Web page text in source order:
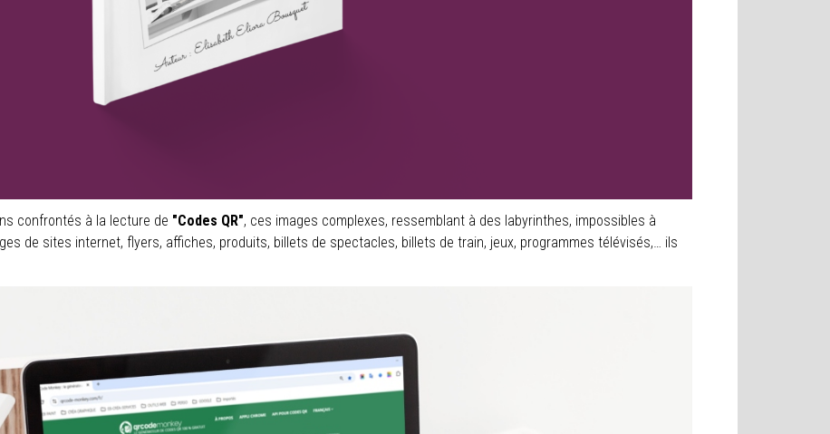
confrontés à la lecture de "Codes QR", ces images complexes, ressemblant à des labyrinthes, impossibles à
de sites internet, flyers, affiches, produits, billets de spectacles, billets de train, jeux, programmes télévisés,… ils